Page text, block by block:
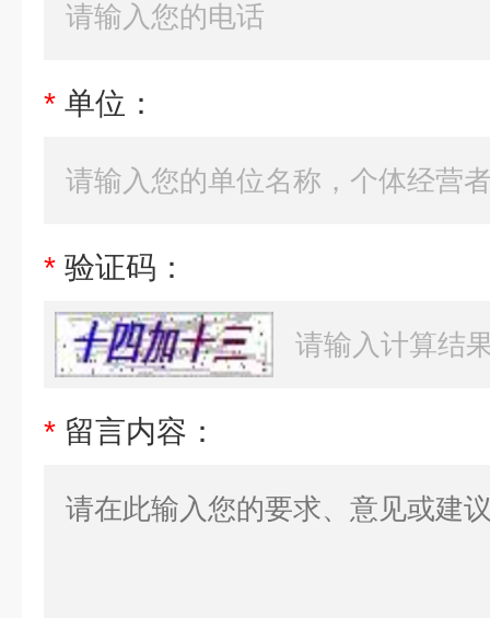
* 单位：
* 验证码：
* 留言内容：